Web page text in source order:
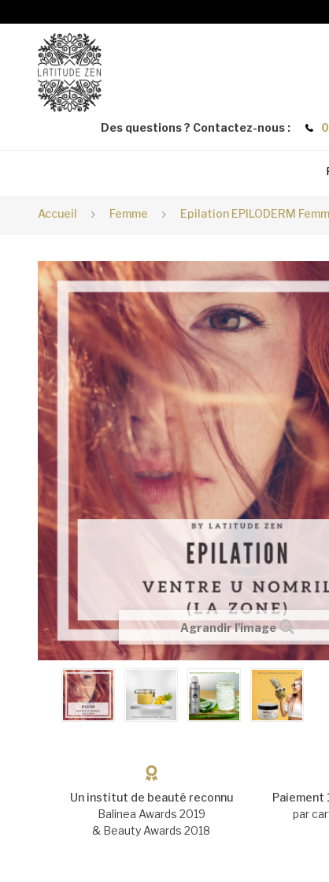
Des questions ? Contactez-nous :
Accueil Femme Epilation EPILODERM
Agrandir l'image
Un institut de beauté reconnu
Balinea Awards 2019
& Beauty Awards 2018
Paiement
par